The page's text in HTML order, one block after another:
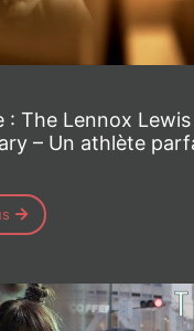
: The Lennox Lewis
– Un athlète